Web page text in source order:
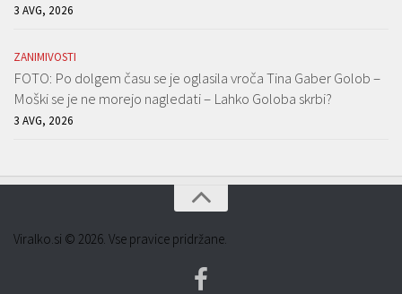
3 AVG, 2026
ZANIMIVOSTI
FOTO: Po dolgem času se je oglasila vroča Tina Gaber Golob –
Moški se je ne morejo nagledati – Lahko Goloba skrbi?
3 AVG, 2026
Viralko.si © 2026. Vse pravice pridržane.